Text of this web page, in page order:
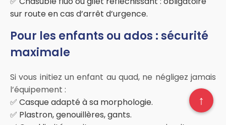
sur route en cas d’arrêt d’urgence.
Pour les enfants ou ados : sécurité
maximale
Si vous initiez un enfant au quad, ne négligez jamais
l’équipement :
✅ Casque adapté à sa morphologie.
✅ Plastron, genouillères, gants.
↑